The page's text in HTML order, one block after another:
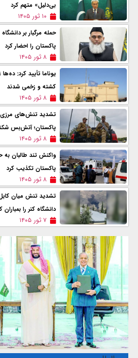
بی‌دلیل» متهم کرد
۱۰ ثور ۱۴۰۵
حمله مرگبار بر
پاکستان را احضار کرد
۸ ثور ۱۴۰۵
یوناما تأیید کرد:
کشته و زخمی شدند
۸ ثور ۱۴۰۵
تشدید تنش‌های مرزی
پاکستان؛ آتش‌بس
۸ ثور ۱۴۰۵
واکنش تند طالبان به
پاکستان تکذیب کرد
۸ ثور ۱۴۰۵
تشدید تنش میان کابل
دانشگاه کنر را بمباران
۷ ثور ۱۴۰۵